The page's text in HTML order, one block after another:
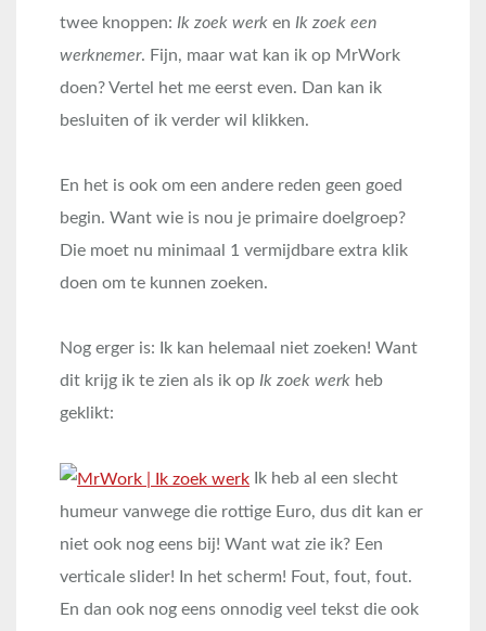
twee knoppen: Ik zoek werk en Ik zoek een
werknemer. Fijn, maar wat kan ik op MrWork
doen? Vertel het me eerst even. Dan kan ik
besluiten of ik verder wil klikken.
En het is ook om een andere reden geen goed
begin. Want wie is nou je primaire doelgroep?
Die moet nu minimaal 1 vermijdbare extra klik
doen om te kunnen zoeken.
Nog erger is: Ik kan helemaal niet zoeken! Want
dit krijg ik te zien als ik op Ik zoek werk heb
geklikt:
Ik heb al een slecht
humeur vanwege die rottige Euro, dus dit kan er
niet ook nog eens bij! Want wat zie ik? Een
verticale slider! In het scherm! Fout, fout, fout.
En dan ook nog eens onnodig veel tekst die ook